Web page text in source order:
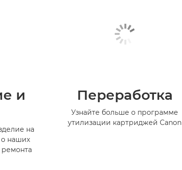
и
на
наших
Переработка
Узнайте больше о программе
утилизации картриджей Canon